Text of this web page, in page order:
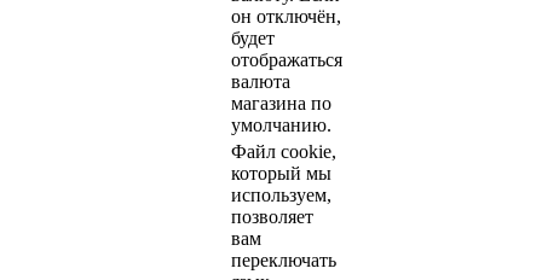
он отключён,
будет
отображаться
валюта
магазина по
умолчанию.
Файл cookie,
который мы
используем,
позволяет
вам
переключать